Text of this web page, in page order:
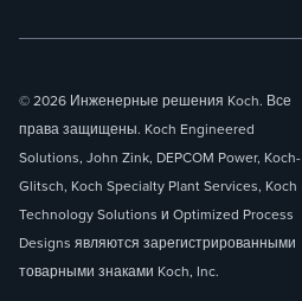
© 2026 Инженерные решения Koch. Все
права защищены. Koch Engineered
Solutions, John Zink, DEPCOM Power, Koch-
Glitsch, Koch Specialty Plant Services, Koch
Technology Solutions и Optimized Process
Designs являются зарегистрированными
товарными знаками Koch, Inc.